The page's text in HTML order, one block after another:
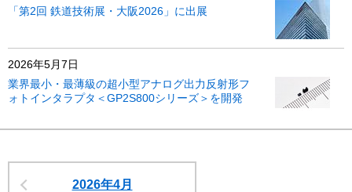
「第2回 鉄道技術展・大阪2026」に出展
2026年5月7日
業界最小・最薄級の超小型アナログ出力反射形フ
ォトインタラプタ＜GP2S800シリーズ＞を開発
2026年4月